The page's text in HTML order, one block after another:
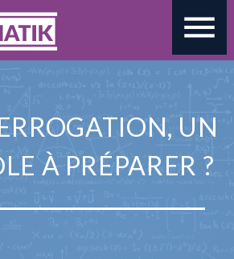
menu
UN
À PRÉPARER ?